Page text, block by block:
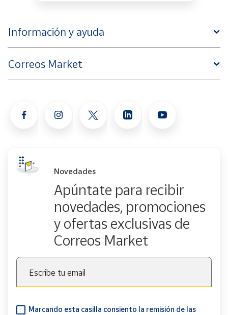
Información y ayuda
Correos Market
Novedades
Apúntate para recibir
novedades, promociones
y ofertas exclusivas de
Correos Market
Escribe tu email
Marcando esta casilla consiento la remisión de las